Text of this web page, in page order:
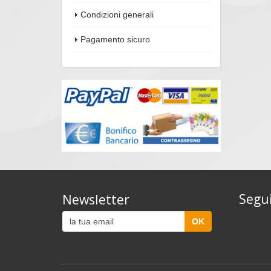
Condizioni generali
Pagamento sicuro
Newsletter